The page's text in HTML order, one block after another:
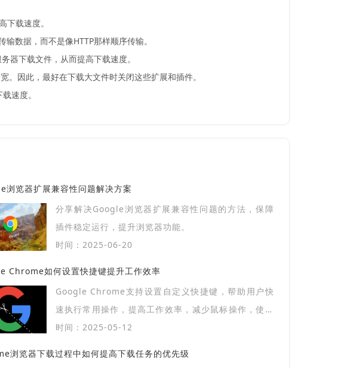
载速度。
数据，而不是像HTTP那样顺序传输。
器下载文件，从而提高下载速度。
因此，最好在下载大文件时关闭这些扩展和插件。
速度。
浏览器扩展兼容性问题解决方案
分享解决Google浏览器扩展兼容性问题的方法，保障
插件稳定运行，提升浏览器功能。
时间：2025-06-20
Chrome如何设置快捷键提升工作效率
Google Chrome支持设置自定义快捷键，帮助用户快
速执行常用操作，提高工作效率，减少鼠标操作，使得
浏览更加高效。
时间：2025-05-12
浏览器下载过程中如何提高下载任务的优先级